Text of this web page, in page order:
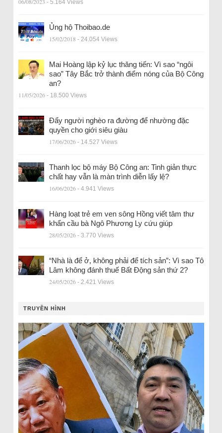
- 5.164 Views
Ủng hộ Thoibao.de
15/02/2018 - 24.054 Views
Mai Hoàng lập kỷ lục thăng tiến: Vì sao “ngôi
sao” Tây Bắc trở thành điểm nóng của Bộ Công
an?
11/05/2026 - 18.500 Views
Đẩy người nghèo ra đường để nhường đặc
quyền cho giới siêu giàu
17/06/2026 - 14.527 Views
Thanh lọc bộ máy Bộ Công an: Tinh giản thực
chất hay vẫn là màn trình diễn lấy lệ?
16/06/2026 - 4.941 Views
Hàng loạt trẻ em ven sông Hồng viết tâm thư
khẩn cầu bà Ngô Phương Ly cứu giúp
28/05/2026 - 3.770 Views
“Nhà là để ở, không phải để tích sản”: Vì sao Tô
Lâm không đánh thuế Bất Động sản thứ 2?
24/05/2026 - 2.421 Views
TRUYỀN HÌNH